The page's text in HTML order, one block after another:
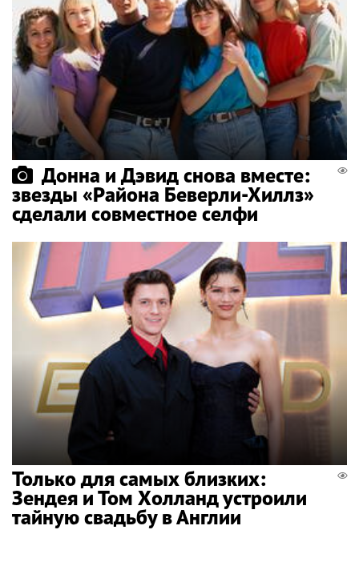
Донна и Дэвид снова вместе:
звезды «Района Беверли-Хиллз»
сделали совместное селфи
Только для самых близких:
Зендея и Том Холланд устроили
тайную свадьбу в Англии